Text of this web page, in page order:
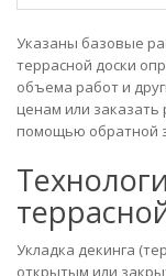
Указаны базовые
террасной доски
объема работ и
ценам или
помощью обратной
Укладка декинга
открытым или